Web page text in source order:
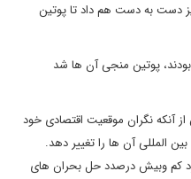
دست به دست هم داد تا پوتین
بودند، پوتین منجی آن ها شد
آنکه نگران موقعیت اقتصادی خود
المللی آن ها را تغییر دهد.
کم وبیش درصدد حل بحران های